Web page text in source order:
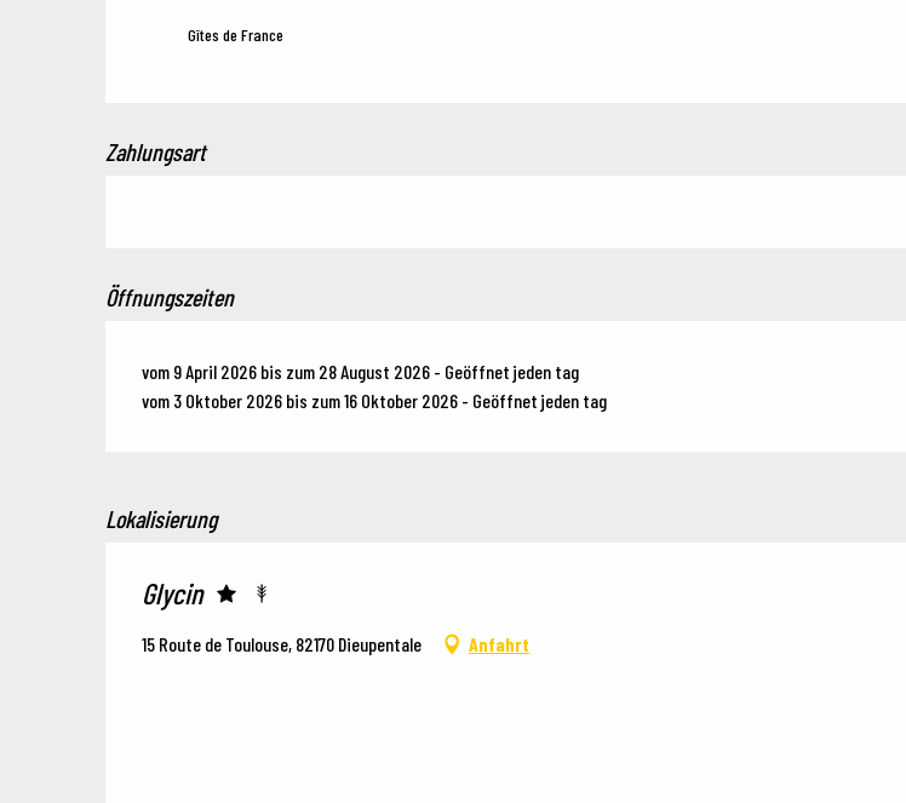
Gîtes de France
Zahlungsart
Öffnungszeiten
vom 9 April 2026 bis zum 28 August 2026 - Geöffnet jeden tag
vom 3 Oktober 2026 bis zum 16 Oktober 2026 - Geöffnet jeden tag
Lokalisierung
Glycin
15 Route de Toulouse, 82170 Dieupentale Anfahrt